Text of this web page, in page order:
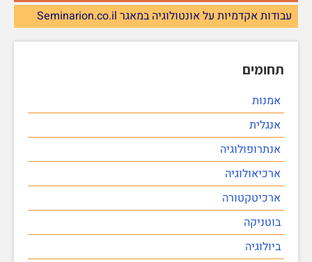
עבודות אקדמיות על אונטולוגיה במאגר Seminarion.co.il
תחומים
אמנות
אנגלית
אנתרופולוגיה
ארכיאולוגיה
ארכיטקטורה
בוטניקה
ביולוגיה